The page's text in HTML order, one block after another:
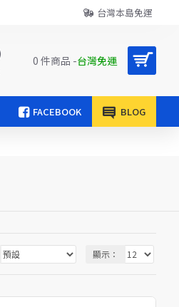
台灣本島免運
0 件商品 -台灣免運
FACEBOOK BLOG
顯示：